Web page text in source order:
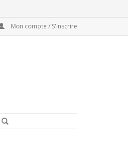
Mon compte / S'inscrire